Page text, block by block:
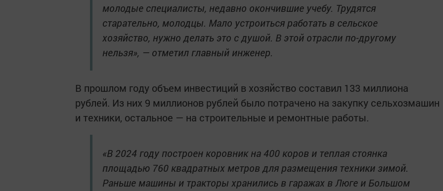
молодые специалисты, недавно окончившие учебу. Трудятся
старательно, молодцы. Мало устроиться работать в сельское
хозяйство, нужно делать это с душой. В этой отрасли по-другому
нельзя», — отметил главный инженер.
В прошлом году объем инвестиций в хозяйство составил 133 миллиона
рублей. Из них 9 миллионов рублей было потрачено на закупку сельхозмашин
и техники, остальное — на строительные и ремонтные работы.
«В 2024 году построен коровник на 400 коров и теплая стоянка
площадью 760 квадратных метров для размещения техники зимой.
Раньше машины и тракторы хранились в гаражах в Люге и Большом